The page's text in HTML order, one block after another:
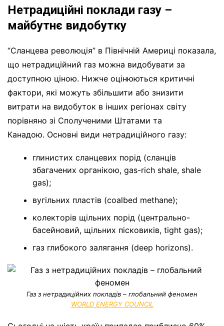
Нетрадиційні поклади газу –
майбутнє видобутку
“Сланцева революція” в Північній Америці показала,
що нетрадиційний газ можна видобувати за
доступною ціною. Нижче оцінюються критичні
фактори, які можуть збільшити або знизити
витрати на видобуток в інших регіонах світу
порівняно зі Сполученими Штатами та
Канадою. Основні види нетрадиційного газу:
глинистих сланцевих порід (сланців
збагачених органікою, gas-rich shale, shale
gas);
вугільних пластів (coalbed methane);
колекторів щільних порід (центрально-
басейновий, щільних пісковиків, tight gas);
газ глибокого залягання (deep horizons).
Газ з нетрадиційних покладів – глобальний феномен
WORLD ENERGY COUNCIL